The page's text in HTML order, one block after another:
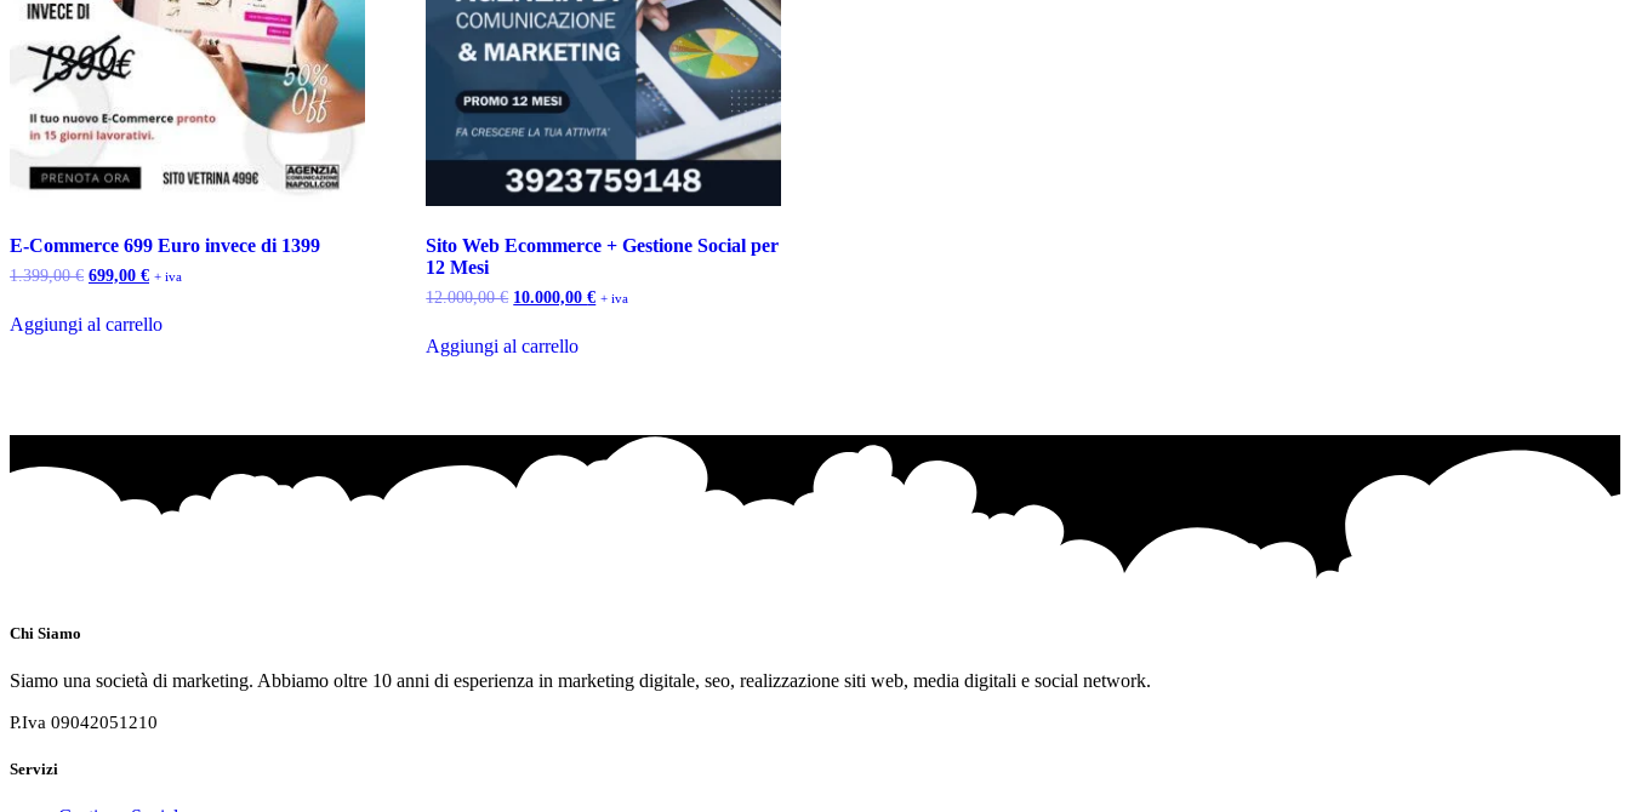
E-Commerce 699 Euro invece di 1399
1.399,00€ Il
era:
699,00 €Il
è:
+ iva
Aggiungi al carrello
Sito Web Ecommerce + Gestione Social per
12 Mesi
12.000,00€ Il
era:
10.000,00€Il+ iva
Aggiungi al carrello
Chi Siamo
Siamo una società di marketing. Abbiamo oltre 10 anni di esperienza in marketing digitale, seo, realizzazione siti web, media digitali e social network.
P.Iva 09042051210
Servizi